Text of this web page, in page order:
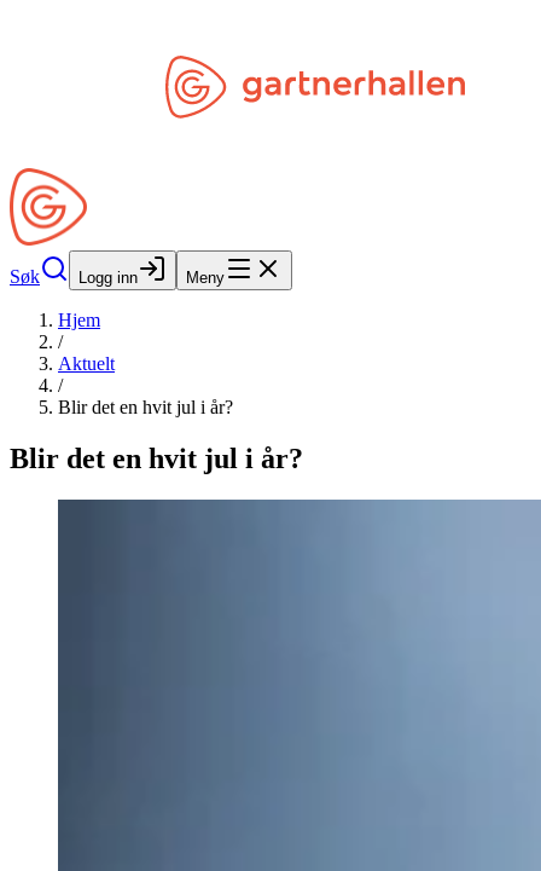
Søk
Åpne Min Side
Logg inn
Meny
Hjem
/
Aktuelt
/
Blir det en hvit jul i år?
Blir det en hvit jul i år?